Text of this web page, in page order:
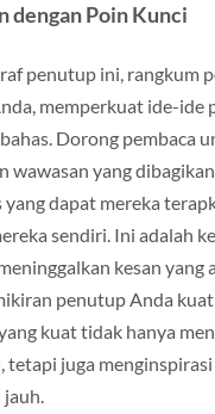
dengan Poin Kunci
penutup ini, rangkum
memperkuat ide-ide
Dorong pembaca
wawasan yang
dapat mereka
sendiri. Ini adalah
kesan yang
penutup Anda kuat
kuat tidak hanya
tetapi juga